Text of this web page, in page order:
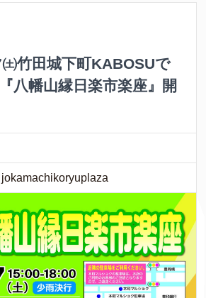
㈯竹田城下町KABOSUで
八幡山縁日楽市楽座』開
jokamachikoryuplaza